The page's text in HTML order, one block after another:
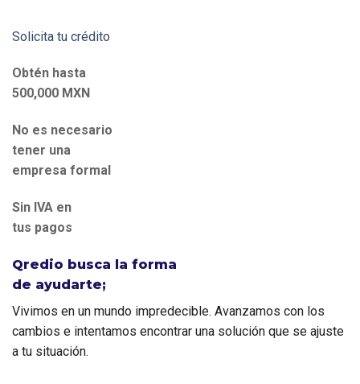
Solicita tu crédito
Obtén hasta
500,000 MXN
No es necesario
tener una
empresa formal
Sin IVA en
tus pagos
Qredio busca la forma
de ayudarte;
Vivimos en un mundo impredecible. Avanzamos con los
cambios e intentamos encontrar una solución que se ajuste
a tu situación.